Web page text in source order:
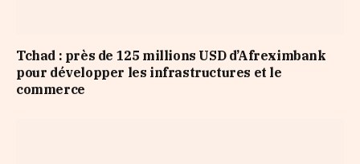
Tchad : près de 125 millions USD d’Afreximbank
pour développer les infrastructures et le
commerce